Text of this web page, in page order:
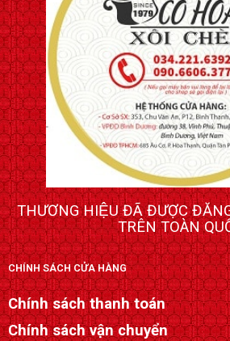
THƯƠNG HIỆU ĐÃ ĐƯỢC
TRÊN TOÀN
CHÍNH SÁCH CỬA HÀNG
Chính sách thanh toán
Chính sách vận chuyển